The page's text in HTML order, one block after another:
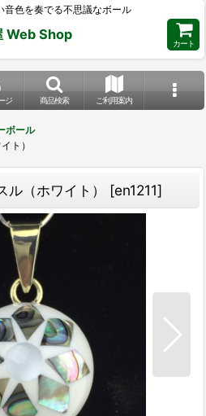
音色を奏でる不思議なボール
Web Shop
カート
ジ 商品検索 ご利用案内
ボール
ト）
（ホワイト） [en1211]